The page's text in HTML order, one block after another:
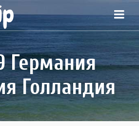
Германия
Голландия